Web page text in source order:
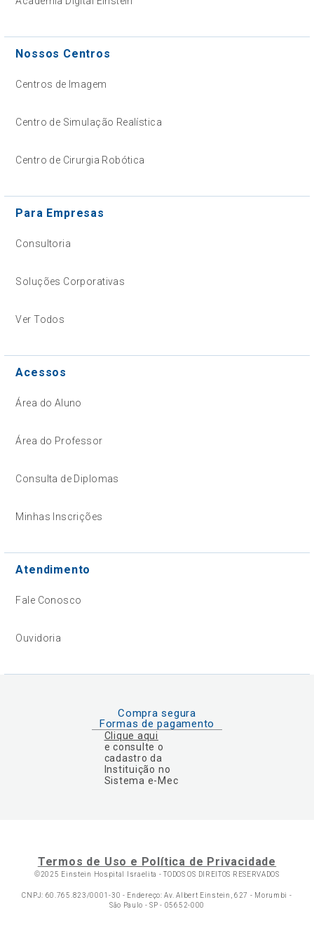
Nossos Centros
Centros de Imagem
Centro de Simulação Realística
Centro de Cirurgia Robótica
Para Empresas
Consultoria
Soluções Corporativas
Ver Todos
Acessos
Área do Aluno
Área do Professor
Consulta de Diplomas
Minhas Inscrições
Atendimento
Fale Conosco
Ouvidoria
Compra segura
Formas de pagamento
Clique aqui
e consulte o
cadastro da
Instituição no
Sistema e-Mec
Termos de Uso e Política de Privacidade
©2025 Einstein Hospital Israelita -TODOS OS DIREITOS RESERVADOS
CNPJ: 60.765.823/0001-30 - Endereço: Av. Albert Einstein, 627 - Morumbi -
São Paulo - SP - 05652-000